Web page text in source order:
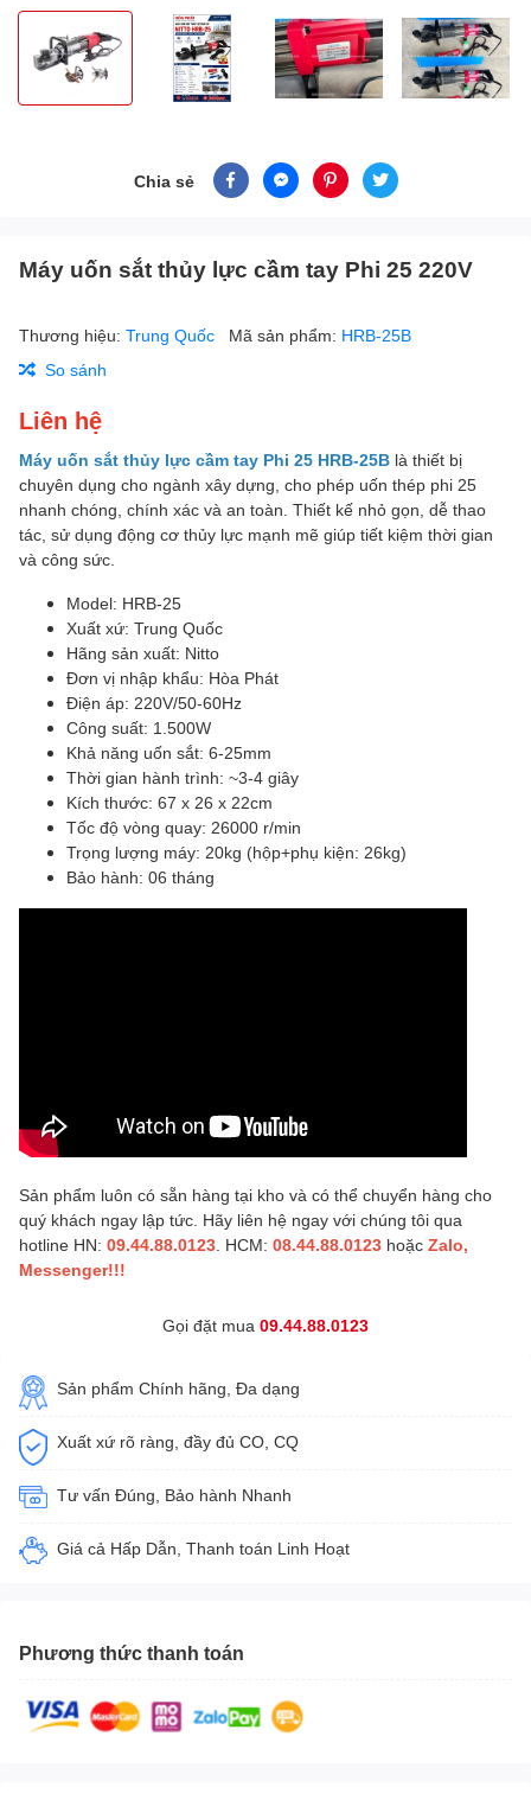
Chia sẻ
Máy uốn sắt thủy lực cầm tay Phi 25 220V
Thương hiệu: Trung Quốc Mã sản phẩm: HRB-25B
So sánh
Liên hệ
Máy uốn sắt thủy lực cầm tay Phi 25 HRB-25B là thiết bị
chuyên dụng cho ngành xây dựng, cho phép uốn thép phi 25
nhanh chóng, chính xác và an toàn. Thiết kế nhỏ gọn, dễ thao
tác, sử dụng động cơ thủy lực mạnh mẽ giúp tiết kiệm thời gian
và công sức.
Model: HRB-25
Xuất xứ: Trung Quốc
Hãng sản xuất: Nitto
Đơn vị nhập khẩu: Hòa Phát
Điện áp: 220V/50-60Hz
Công suất: 1.500W
Khả năng uốn sắt: 6-25mm
Thời gian hành trình: ~3-4 giây
Kích thước: 67 x 26 x 22cm
Tốc độ vòng quay: 26000 r/min
Trọng lượng máy: 20kg (hộp+phụ kiện: 26kg)
Bảo hành: 06 tháng
Sản phẩm luôn có sẵn hàng tại kho và có thể chuyển hàng cho
quý khách ngay lập tức. Hãy liên hệ ngay với chúng tôi qua
hotline HN: 09.44.88.0123 . HCM: 08.44.88.0123 hoặc Zalo,
Messenger!!!
Gọi đặt mua 09.44.88.0123
Sản phẩm Chính hãng, Đa dạng
Xuất xứ rõ ràng, đầy đủ CO, CQ
Tư vấn Đúng, Bảo hành Nhanh
Giá cả Hấp Dẫn, Thanh toán Linh Hoạt
Phương thức thanh toán